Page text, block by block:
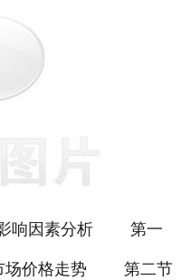
联系我们
影响因素分析 第一
市场价格走势 第二节